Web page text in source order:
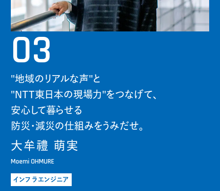
03
"地域のリアルな声"と
"NTT東日本の現場力"をつなげて、
安心して暮らせる
防災・減災の仕組みをうみだせ。
大牟禮 萌実
Moemi OHMURE
インフラエンジニア